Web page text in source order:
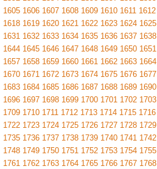
1605 1606 1607 1608 1609 1610 1611 1612
1618 1619 1620 1621 1622 1623 1624 1625
1631 1632 1633 1634 1635 1636 1637 1638
1644 1645 1646 1647 1648 1649 1650 1651
1657 1658 1659 1660 1661 1662 1663 1664
1670 1671 1672 1673 1674 1675 1676 1677
1683 1684 1685 1686 1687 1688 1689 1690
1696 1697 1698 1699 1700 1701 1702 1703
1709 1710 1711 1712 1713 1714 1715 1716
1722 1723 1724 1725 1726 1727 1728 1729
1735 1736 1737 1738 1739 1740 1741 1742
1748 1749 1750 1751 1752 1753 1754 1755
1761 1762 1763 1764 1765 1766 1767 1768